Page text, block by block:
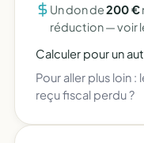
Un don de200 €
réduction —voir
Calculer pour un
Pour aller plus loin :
reçu fiscal perdu ?